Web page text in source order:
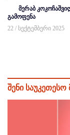
მერაბ
გამოფენა
22 / სექტემბერი 2025
შენი